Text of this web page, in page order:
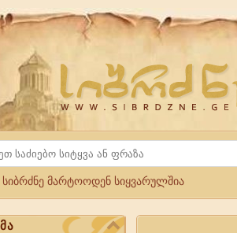
Website
Sibrdzne.ge
სიბრძნე მარტოოდენ სიყვარულშია